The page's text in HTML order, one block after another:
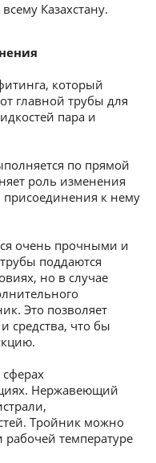
Казахстану.
который
главной трубы для
пара и
по прямой
роль изменения
к нему
очень прочными и
поддаются
но в случае
Это позволяет
средства, что бы
Нержавеющий
Тройник можно
рабочей температуре